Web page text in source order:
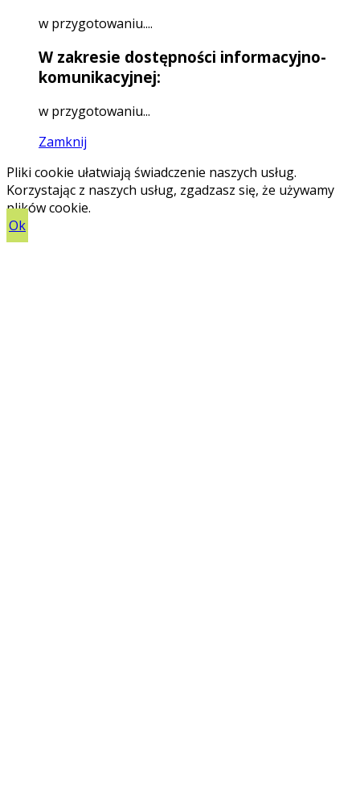
w przygotowaniu....
W zakresie dostępności informacyjno-
komunikacyjnej:
w przygotowaniu...
Zamknij
Pliki cookie ułatwiają świadczenie naszych usług.
Korzystając z naszych usług, zgadzasz się, że używamy
plików cookie.
Ok